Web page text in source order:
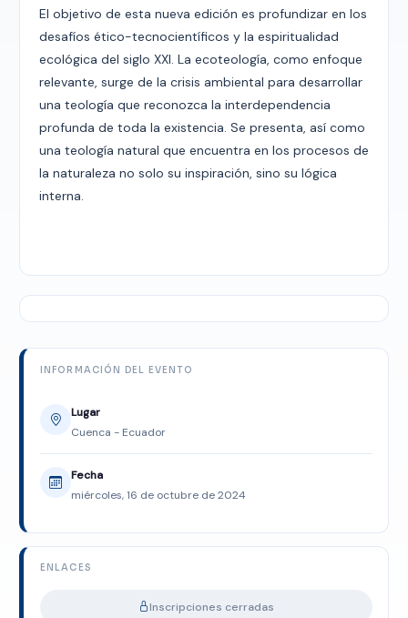
El objetivo de esta nueva edición es profundizar en los
desafíos ético-tecnocientíficos y la espiritualidad
ecológica del siglo XXI. La ecoteología, como enfoque
relevante, surge de la crisis ambiental para desarrollar
una teología que reconozca la interdependencia
profunda de toda la existencia. Se presenta, así como
una teología natural que encuentra en los procesos de
la naturaleza no solo su inspiración, sino su lógica
interna.
INFORMACIÓN DEL EVENTO
Lugar
Cuenca - Ecuador
Fecha
miércoles, 16 de octubre de 2024
ENLACES
Inscripciones cerradas